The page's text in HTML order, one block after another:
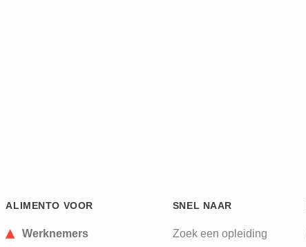
ALIMENTO VOOR
Werknemers
SNEL NAAR
Zoek een opleiding